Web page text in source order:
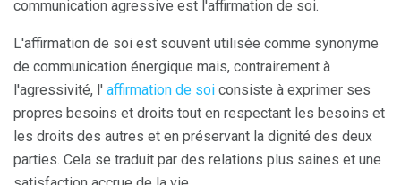
communication agressive est l'affirmation de soi.
L'affirmation de soi est souvent utilisée comme synonyme
de communication énergique mais, contrairement à
l'agressivité, l' affirmation de soi consiste à exprimer ses
propres besoins et droits tout en respectant les besoins et
les droits des autres et en préservant la dignité des deux
parties. Cela se traduit par des relations plus saines et une